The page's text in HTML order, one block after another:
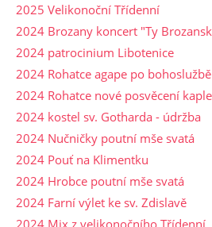
2025 Velikonoční Třídenní
2024 Brozany koncert "Ty
2024 patrocinium Libotenice
2024 Rohatce agape po bohoslužbě
2024 Rohatce nové posvěcení
2024 kostel sv. Gotharda - údržba
2024 Nučničky poutní mše svatá
2024 Pouť na Klimentku
2024 Hrobce poutní mše svatá
2024 Farní výlet ke sv. Zdislavě
2024 Mix z velikonočního Třídenní